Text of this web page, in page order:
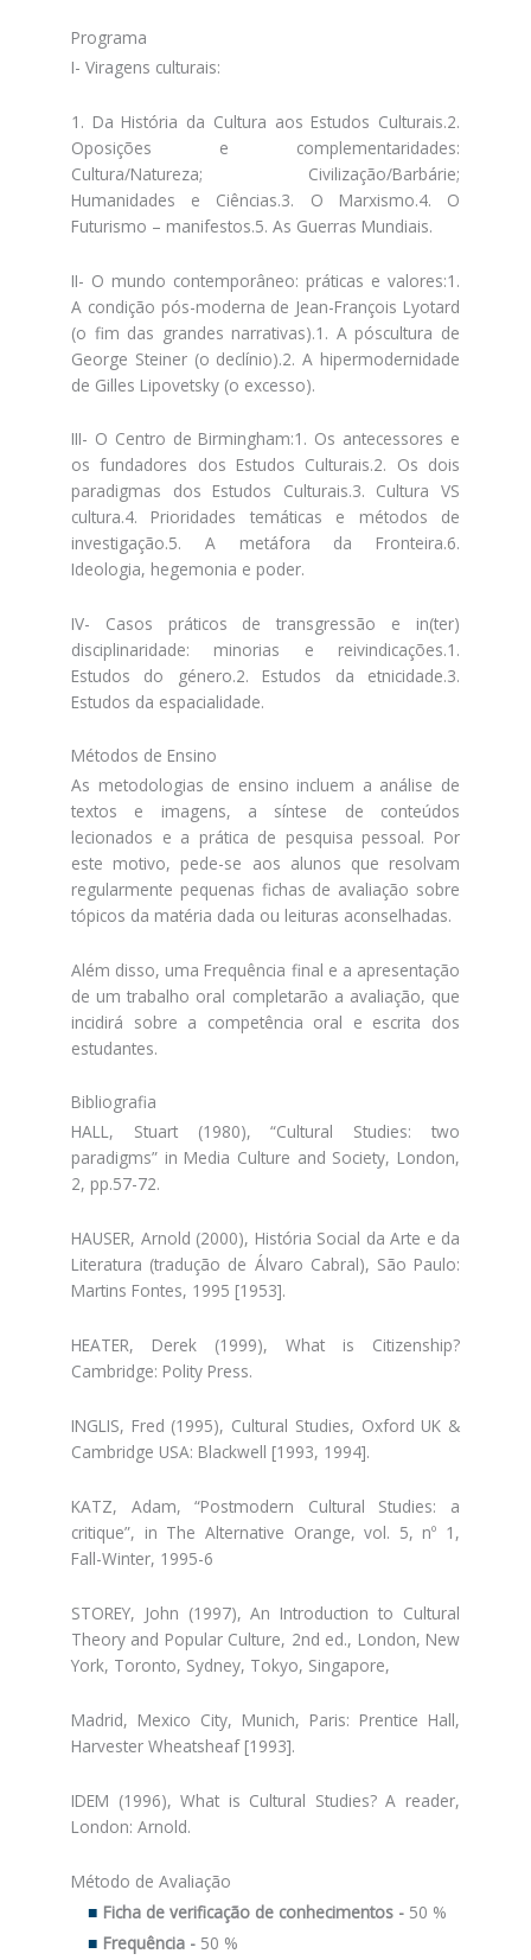
Programa
I- Viragens culturais:
1. Da História da Cultura aos Estudos Culturais.2.
Oposições e complementaridades:
Cultura/Natureza; Civilização/Barbárie;
Humanidades e Ciências.3. O Marxismo.4. O
Futurismo – manifestos.5. As Guerras Mundiais.
II- O mundo contemporâneo: práticas e valores:1.
A condição pós-moderna de Jean-François Lyotard
(o fim das grandes narrativas).1. A póscultura de
George Steiner (o declínio).2. A hipermodernidade
de Gilles Lipovetsky (o excesso).
III- O Centro de Birmingham:1. Os antecessores e
os fundadores dos Estudos Culturais.2. Os dois
paradigmas dos Estudos Culturais.3. Cultura VS
cultura.4. Prioridades temáticas e métodos de
investigação.5. A metáfora da Fronteira.6.
Ideologia, hegemonia e poder.
IV- Casos práticos de transgressão e in(ter)
disciplinaridade: minorias e reivindicações.1.
Estudos do género.2. Estudos da etnicidade.3.
Estudos da espacialidade.
Métodos de Ensino
As metodologias de ensino incluem a análise de
textos e imagens, a síntese de conteúdos
lecionados e a prática de pesquisa pessoal. Por
este motivo, pede-se aos alunos que resolvam
regularmente pequenas fichas de avaliação sobre
tópicos da matéria dada ou leituras aconselhadas.
Além disso, uma Frequência final e a apresentação
de um trabalho oral completarão a avaliação, que
incidirá sobre a competência oral e escrita dos
estudantes.
Bibliografia
HALL, Stuart (1980), “Cultural Studies: two
paradigms” in Media Culture and Society, London,
2, pp.57-72.
HAUSER, Arnold (2000), História Social da Arte e da
Literatura (tradução de Álvaro Cabral), São Paulo:
Martins Fontes, 1995 [1953].
HEATER, Derek (1999), What is Citizenship?
Cambridge: Polity Press.
INGLIS, Fred (1995), Cultural Studies, Oxford UK &
Cambridge USA: Blackwell [1993, 1994].
KATZ, Adam, “Postmodern Cultural Studies: a
critique”, in The Alternative Orange, vol. 5, nº 1,
Fall-Winter, 1995-6
STOREY, John (1997), An Introduction to Cultural
Theory and Popular Culture, 2nd ed., London, New
York, Toronto, Sydney, Tokyo, Singapore,
Madrid, Mexico City, Munich, Paris: Prentice Hall,
Harvester Wheatsheaf [1993].
IDEM (1996), What is Cultural Studies? A reader,
London: Arnold.
Método de Avaliação
Ficha de verificação de conhecimentos - 50 %
Frequência - 50 %